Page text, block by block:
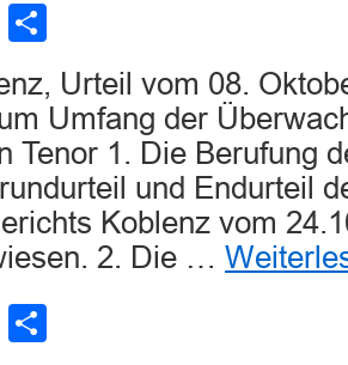
LinkedIn
Urteil vom 08.
Umfang der
Tenor 1. Die Berufung
und Endurteil
Koblenz vom
2. Die …
LinkedIn